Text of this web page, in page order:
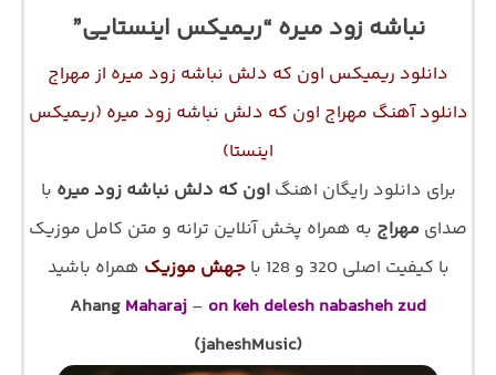
نباشه زود میره “ریمیکس اینستایی”
دانلود ریمیکس اون که دلش نباشه زود میره از مهراج
دانلود آهنگ مهراج اون که دلش نباشه زود میره (ریمیکس
اینستا)
برای دانلود رایگان اهنگاون که دلش نباشه زود میره با
صدای مهراج به همراه پخش آنلاین ترانه و متن کامل موزیک
با کیفیت اصلی 320 و 128 با
جهش موزیک همراه باشید
Ahang Maharaj – on keh delesh nabasheh zud
(jaheshMusic)